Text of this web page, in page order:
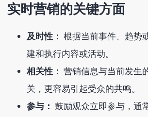
实时营销的关键方面
及时性： 根据当前事件、趋势
建和执行内容或活动。
相关性： 营销信息与当前发生
关，更容易引起受众的共鸣。
参与： 鼓励观众立即参与，通